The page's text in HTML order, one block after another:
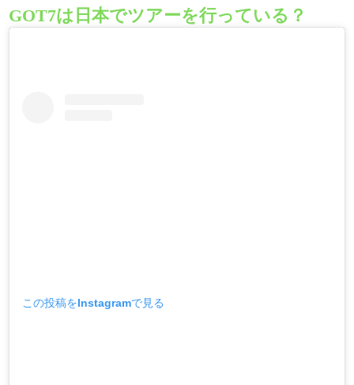
GOT7は日本でツアーを行っている？
この投稿をInstagramで見る